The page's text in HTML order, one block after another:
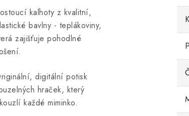
kalhoty z kvalitní,
bavlny - teplákoviny,
zajišťuje pohodlné
digitální potisk
hraček, který
každé miminko.